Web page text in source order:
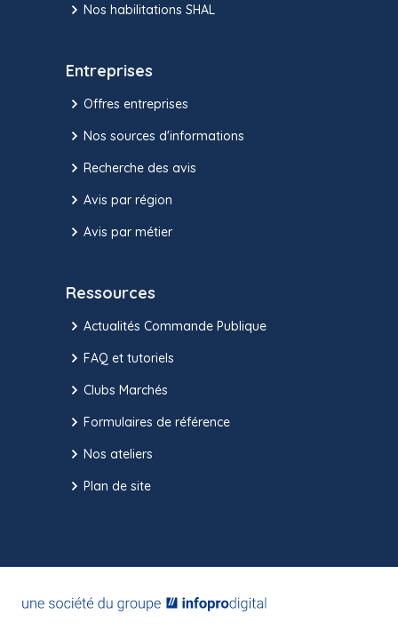
Nos habilitations SHAL
Entreprises
Offres entreprises
Nos sources d'informations
Recherche des avis
Avis par région
Avis par métier
Ressources
Actualités Commande Publique
FAQ et tutoriels
Clubs Marchés
Formulaires de référence
Nos ateliers
Plan de site